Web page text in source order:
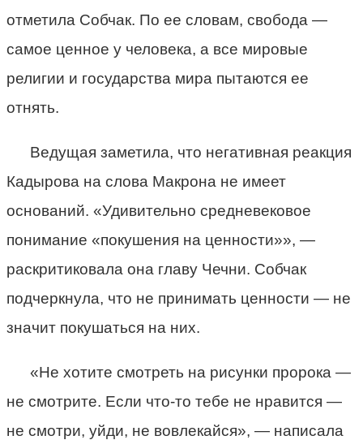
отметила Собчак. По ее словам, свобода —
самое ценное у человека, а все мировые
религии и государства мира пытаются ее
отнять.
Ведущая заметила, что негативная реакция
Кадырова на слова Макрона не имеет
оснований. «Удивительно средневековое
понимание «покушения на ценности»», —
раскритиковала она главу Чечни. Собчак
подчеркнула, что не принимать ценности — не
значит покушаться на них.
«Не хотите смотреть на рисунки пророка —
не смотрите. Если что-то тебе не нравится —
не смотри, уйди, не вовлекайся», — написала